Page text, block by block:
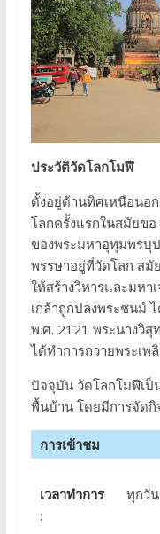
ประวัติวัดโลกโมฬี
ตั้งอยู่ด้านทิศเหนือนอ
โลกครั้งแรกในสมัยข
ของพระมหาอุทุมพรบุ
พรรษาอยู่ที่วัดโลก สมั
ให้สร้างวิหารและมหา
เกล้าถูกปลงพระชนม์
พ.ศ. 2121 พระนางวิสุ
ได้ทำการถวายพระเพ
ปัจจุบัน วัดโลกโมฬีเ
พื้นบ้าน โดยมีการจัดกิ
การเข้าชม
เวลาทำการ
:
ทุกวั